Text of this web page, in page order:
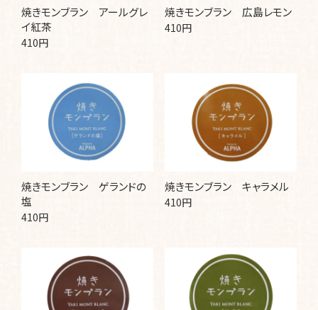
焼きモンブラン アールグレ
イ紅茶
410円
焼きモンブラン 広島レモン
410円
焼きモンブラン ゲランドの
塩
410円
焼きモンブラン キャラメル
410円